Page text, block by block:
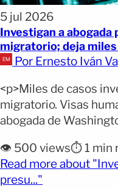
5 jul 2026
Investigan a
migratorio; deja
Por Ernesto Iván
<p>Miles de casos
migratorio. Visas
abogada de
presentado
obtener visas
inmigrantes. Por qué
👁️ 500 views⏱️ 1 min
Read more about
presu..."